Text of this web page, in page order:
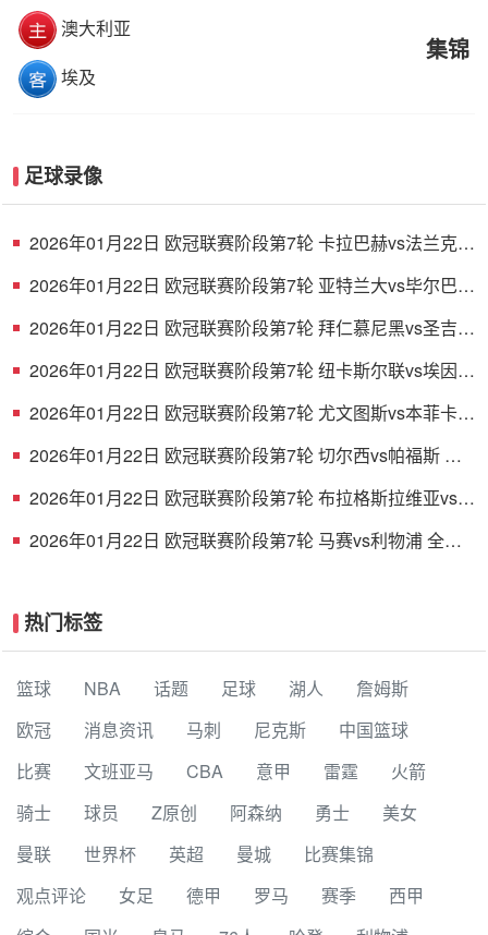
澳大利亚
埃及
集锦
足球录像
2026年01月22日 欧冠联赛阶段第7轮 卡拉巴赫vs法兰克福
2026年01月22日 欧冠联赛阶段第7轮 亚特兰大vs毕尔巴鄂
2026年01月22日 欧冠联赛阶段第7轮 拜仁慕尼黑vs圣吉罗
2026年01月22日 欧冠联赛阶段第7轮 纽卡斯尔联vs埃因霍
2026年01月22日 欧冠联赛阶段第7轮 尤文图斯vs本菲卡
2026年01月22日 欧冠联赛阶段第7轮 切尔西vs帕福斯 全
2026年01月22日 欧冠联赛阶段第7轮 布拉格斯拉维亚vs巴
2026年01月22日 欧冠联赛阶段第7轮 马赛vs利物浦 全场
热门标签
篮球 NBA 话题 足球 湖人
詹姆斯
欧冠
消息资讯 马刺 尼克斯
中国篮球
比赛
文班亚马 CBA 意甲 雷霆
火箭
骑士
球员 Z原创 阿森纳 勇士
美女
曼联
世界杯 英超 曼城
比赛集锦
观点评论
女足 德甲 罗马 赛季
西甲